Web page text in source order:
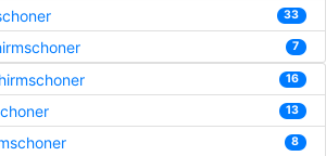
33
7
16
13
8